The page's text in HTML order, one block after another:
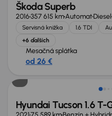
Škoda Superb
2016357 615 kmAutomatDiesel
Servisná knižka 1.6 TDI
+6 ďalších
Mesačná splátka
od 26 €
Zlacnené o 1 000 €
Hyundai Tucson 1.6 T-